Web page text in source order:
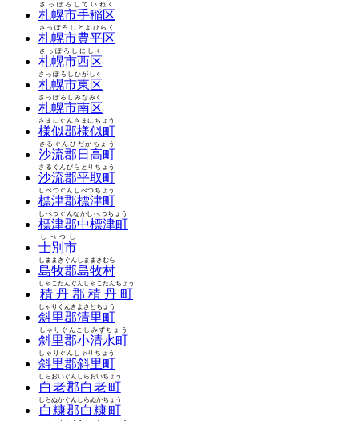
札幌市手稲区
さっぽろしていねく
札幌市豊平区
さっぽろしとよひらく
札幌市西区
さっぽろしにしく
札幌市東区
さっぽろしひがしく
札幌市南区
さっぽろしみなみく
様似郡様似町
さまにぐんさまにちょう
沙流郡日高町
さるぐんひだかちょう
沙流郡平取町
さるぐんびらとりちょう
標津郡標津町
しべつぐんしべつちょう
標津郡中標津町
しべつぐんなかしべつちょう
士別市
しべつし
島牧郡島牧村
しままきぐんしままきむら
積丹郡積丹町
しゃこたんぐんしゃこたんちょう
斜里郡清里町
しゃりぐんきよさとちょう
斜里郡小清水町
しゃりぐんこしみずちょう
斜里郡斜里町
しゃりぐんしゃりちょう
白老郡白老町
しらおいぐんしらおいちょう
白糠郡白糠町
しらぬかぐんしらぬかちょう